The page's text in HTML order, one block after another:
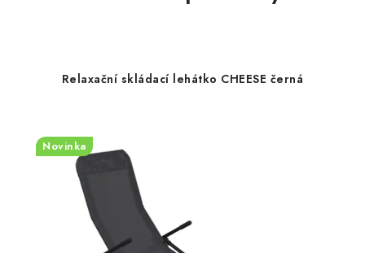
Relaxační skládací lehátko CHEESE černá
Novinka